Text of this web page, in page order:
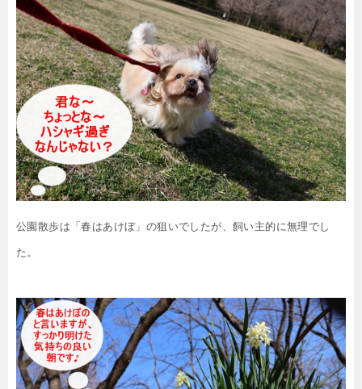
公園散歩は「春はあけぼ」の狙いでしたが、飼い主的に無理でし
た。